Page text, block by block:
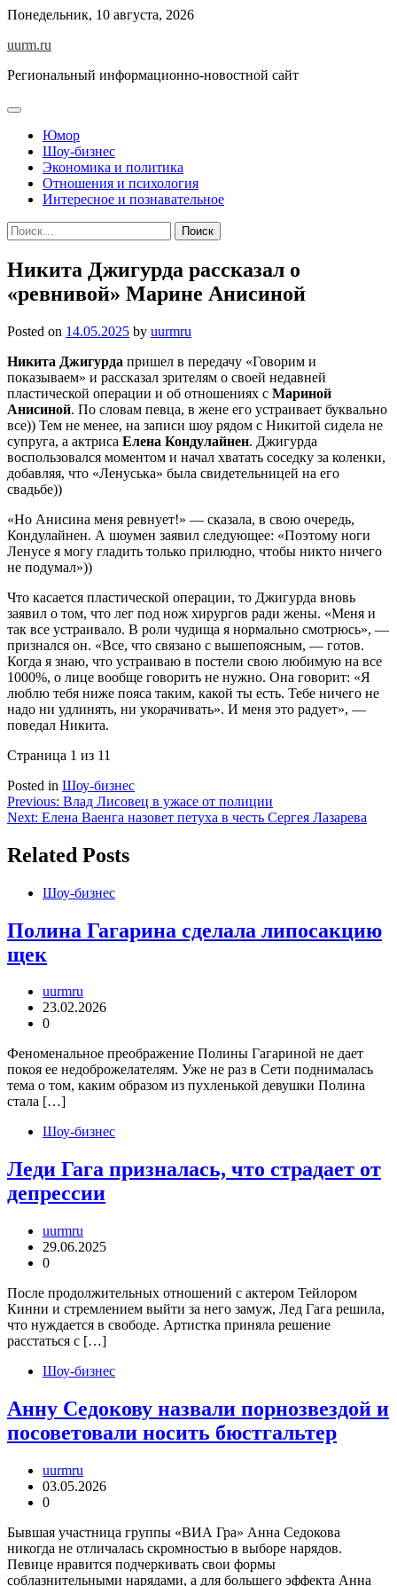
Skip
content
Понедельник, 10 августа, 2026
uurm.ru
Региональный информационно-новостной сайт
Юмор
Шоу-бизнес
Экономика и политика
Отношения и психология
Интересное и познавательное
Найти:
Никита Джигурда рассказал о
«ревнивой» Марине Анисиной
Posted on 14.05.2025 by uurmru
Никита Джигурда пришел в передачу «Говорим и
показываем» и рассказал зрителям о своей недавней
пластической операции и об отношениях с Мариной
Анисиной. По словам певца, в жене его устраивает буквально
все)) Тем не менее, на записи шоу рядом с Никитой сидела не
супруга, а актриса Елена Кондулайнен. Джигурда
воспользовался моментом и начал хватать соседку за коленки,
добавляя, что «Ленуська» была свидетельницей на его
свадьбе))
«Но Анисина меня ревнует!» — сказала, в свою очередь,
Кондулайнен. А шоумен заявил следующее: «Поэтому ноги
Ленусе я могу гладить только прилюдно, чтобы никто ничего
не подумал»))
Что касается пластической операции, то Джигурда вновь
заявил о том, что лег под нож хирургов ради жены. «Меня и
так все устраивало. В роли чудища я нормально смотрюсь», —
признался он. «Все, что связано с вышепоясным, — готов.
Когда я знаю, что устраиваю в постели свою любимую на все
1000%, о лице вообще говорить не нужно. Она говорит: «Я
люблю тебя ниже пояса таким, какой ты есть. Тебе ничего не
надо ни удлинять, ни укорачивать». И меня это радует», —
поведал Никита.
Страница 1 из 11
Posted in Шоу-бизнес
Навигация
по
записям
Previous: Влад Лисовец в ужасе от полиции
Next: Елена Ваенга назовет петуха в честь Сергея Лазарева
Related Posts
Шоу-бизнес
Полина Гагарина сделала липосакцию
щек
uurmru
23.02.2026
0
Феноменальное преображение Полины Гагариной не дает
покоя ее недоброжелателям. Уже не раз в Сети поднималась
тема о том, каким образом из пухленькой девушки Полина
стала […]
Шоу-бизнес
Леди Гага призналась, что страдает от
депрессии
uurmru
29.06.2025
0
После продолжительных отношений с актером Тейлором
Кинни и стремлением выйти за него замуж, Лед Гага решила,
что нуждается в свободе. Артистка приняла решение
расстаться с […]
Шоу-бизнес
Анну Седокову назвали порнозвездой и
посоветовали носить бюстгальтер
uurmru
03.05.2026
0
Бывшая участница группы «ВИА Гра» Анна Седокова
никогда не отличалась скромностью в выборе нарядов.
Певице нравится подчеркивать свои формы
соблазнительными нарядами, а для большего эффекта Анна